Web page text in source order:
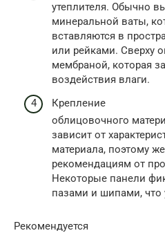
утеплителя. Обычно
минеральной ваты,
вставляются в
или рейками. Сверху
мембраной, которая
воздействия влаги.
Крепление
облицовочного
зависит от
материала, поэтому
рекомендациям от
Некоторые панели
пазами и шипами, что
Рекомендуется